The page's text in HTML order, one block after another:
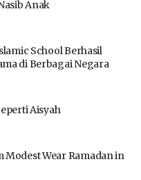
Anak
School Berhasil
di Berbagai Negara
Aisyah
Wear Ramadan in